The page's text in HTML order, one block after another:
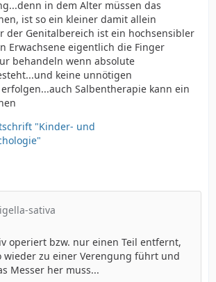
in dem Alter müssen das
ist so ein kleiner damit allein
der Genitalbereich ist ein hochsensibler
Erwachsene eigentlich die Finger
behandeln wenn absolute
keine unnötigen
Salbentherapie kann ein
"Kinder- und
sativa
operiert bzw. nur einen Teil entfernt,
wieder zu einer Verengung führt und
Messer her muss...